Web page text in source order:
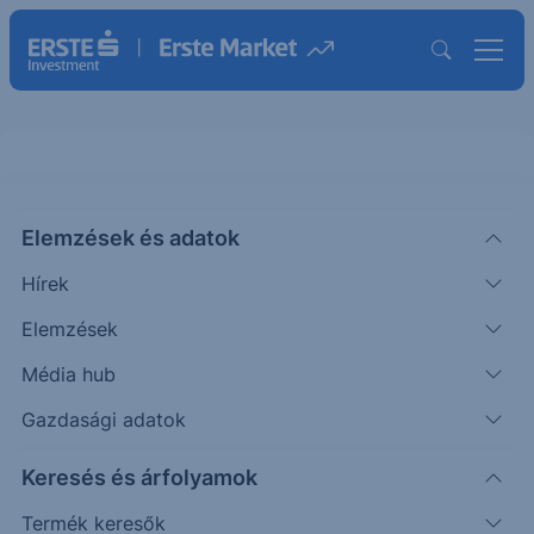
Elemzések és adatok
Hírek
Elemzések
Média hub
Gazdasági adatok
Keresés és árfolyamok
Termék keresők
Industry USD 25-28
ISIN: XS2931405539
Kinek ajánljuk a figyelmébe?
Azon Ügyfeleinknek, akik a Mögöttes termék(ek)